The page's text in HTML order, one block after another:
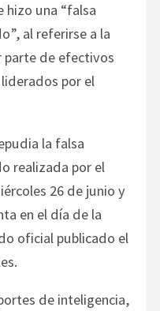
hizo una “falsa
al referirse a la
parte de efectivos
por el
la falsa
realizada por el
26 de junio y
en el día de la
oficial publicado el
de inteligencia,